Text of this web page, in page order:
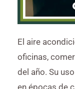
El aire
oficinas,
del año. Su
en épocas de